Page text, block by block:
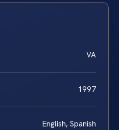
VA
1997
English, Spanish